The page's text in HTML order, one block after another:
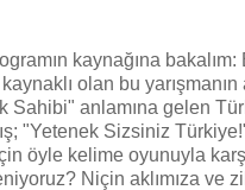
kaynağına
olan bu yarışmanın
Sahibi" anlamına gelen
"Yetenek Sizsiniz
öyle kelime oyunuyla
Niçin aklımıza ve